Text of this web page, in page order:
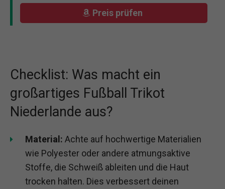
Preis prüfen
Checklist: Was macht ein
großartiges Fußball Trikot
Niederlande aus?
Material: Achte auf hochwertige Materialien
wie Polyester oder andere atmungsaktive
Stoffe, die Schweiß ableiten und die Haut
trocken halten. Dies verbessert deinen